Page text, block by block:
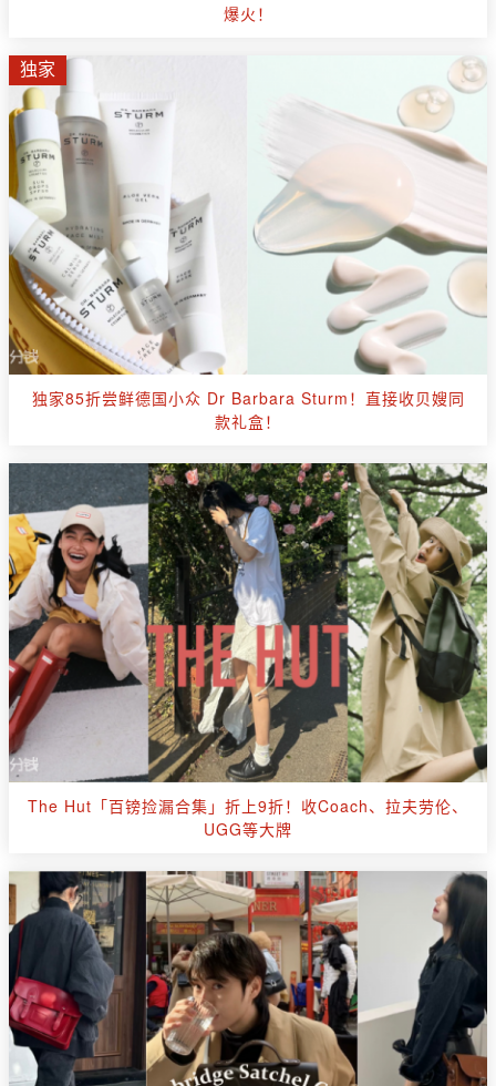
爆火！
独家
独家85折尝鲜德国小众 Dr Barbara Sturm！直接收贝嫂同
款礼盒！
The Hut「百镑捡漏合集」折上9折！收Coach、拉夫劳伦、
UGG等大牌